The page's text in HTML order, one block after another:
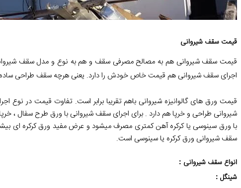
قیمت سقف شیروانی
قیمت سقف شیروانی هم به مصالح مصرفی سقف و هم به نوع و مدل سقف
اجرای سقف شیروانی هم قیمت خاص خودش را دارد. یعنی هرچه سقف طراحی ساده
قیمت ورق های گالوانیزه شیروانی باهم تقریبا برابر است. تفاوت قیمت
شیروانی طراحی و خرپا هم دارد . برای اجرای سقف شیروانی با ورق طرح سفال
با ورق سینوسی یا کرکره آهن کمتری مصرف میشود و عرض مفید ورق کرکره ای
سقف شیروانی ورق کرکره یا سینوسی است.
انواع سقف شیروانی ：
شینگل ：